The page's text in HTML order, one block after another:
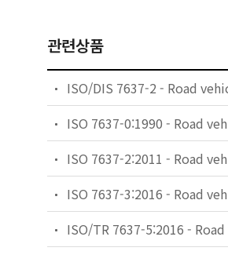
관련상품